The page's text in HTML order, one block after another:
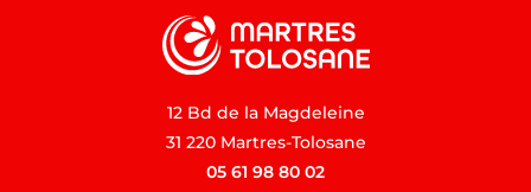
12 Bd de la Magdeleine
31 220 Martres-Tolosane
05 61 98 80 02